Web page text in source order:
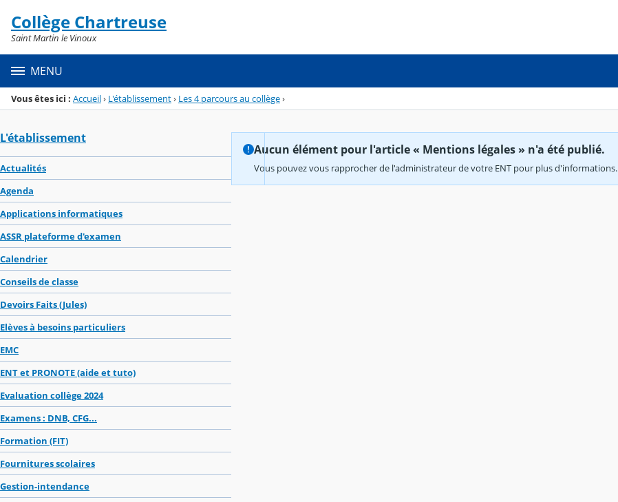
Menu de la rubrique
Contenu
Collège Chartreuse
Saint Martin le Vinoux
MENU
Vous êtes ici : Accueil› L'établissement› Les 4 parcours au collège›
L'établissement
Actualités
Agenda
Applications informatiques
ASSR plateforme d'examen
Calendrier
Conseils de classe
Devoirs Faits (Jules)
Elèves à besoins particuliers
EMC
ENT et PRONOTE (aide et tuto)
Evaluation collège 2024
Examens : DNB, CFG...
Formation (FIT)
Fournitures scolaires
Gestion-intendance
Aucun élément pour l'article « Mentions légales » n'a été publié.
Vous pouvez vous rapprocher de l'administrateur de votre ENT pour plus d'informations.